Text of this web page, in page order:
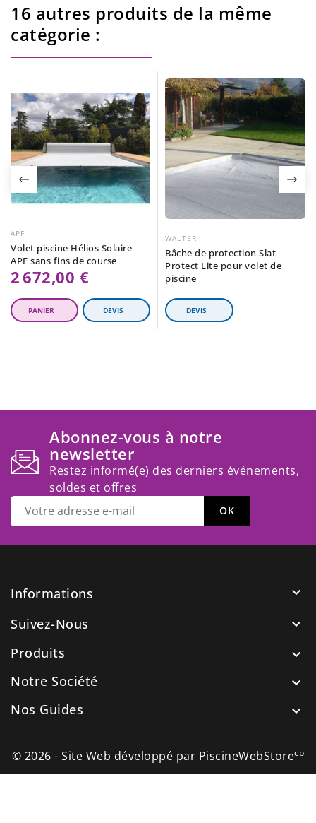
16 autres produits de la même
catégorie :
APF
Volet piscine Hélios Solaire
APF sans fins de course
2 672,00 €
WALTER
Bâche de protection Slat
Protect Lite pour volet de
piscine
Abonnez-vous à notre
newsletter
Restez informé(e) des derniers événements,
soldes et offres
Informations

Suivez-Nous

Produits

Notre Société

Nos Guides

© 2026 - Site Web développé par PiscineWebStorecp